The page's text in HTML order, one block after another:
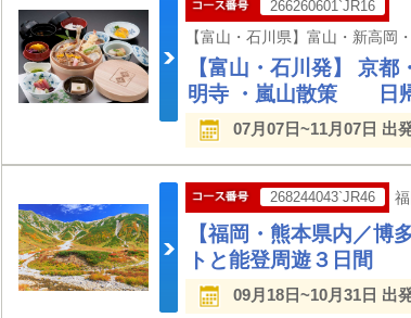
266260601`JR16
【富山・石川発】 京
明寺 ・嵐山散策 日
07月07日~11月07日 出
268244043`JR46
【福岡・熊本県内／博
トと能登周遊３日間
09月18日~10月31日 出